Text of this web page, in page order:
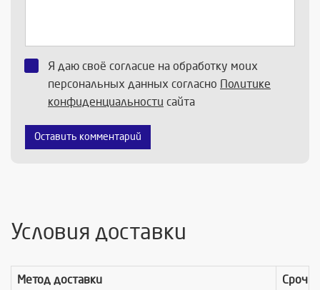
Я даю своё согласие на обработку моих
персональных данных согласно Политике
конфиденциальности сайта
Оставить комментарий
Условия доставки
Метод доставки